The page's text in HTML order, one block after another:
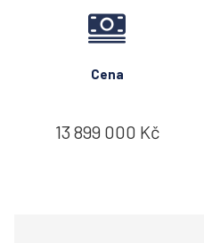
Cena
13 899 000 Kč